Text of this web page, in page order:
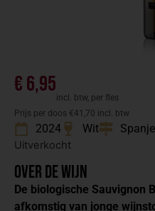
€6,95
incl. btw, per fles
Prijs per doos €41,70 incl. btw
2024 Wit Spanje
Uitverkocht
Over de wijn
De biologische Sauvignon
afkomstig van jonge